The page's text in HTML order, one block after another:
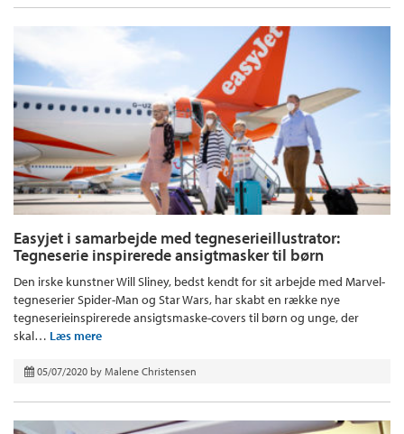
Easyjet i samarbejde med tegneserieillustrator:
Tegneserie inspirerede ansigtmasker til børn
Den irske kunstner Will Sliney, bedst kendt for sit arbejde med Marvel-
tegneserier Spider-Man og Star Wars, har skabt en række nye
tegneserieinspirerede ansigtsmaske-covers til børn og unge, der
skal… Læs mere
05/07/2020 by Malene Christensen